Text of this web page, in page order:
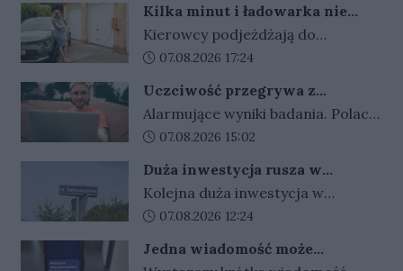
lojalnościowe, presja zakupowa i
udział dzieci.
Kilka minut i ładowarka nie
działa. Złodzieje znaleźli sposób
na szybki zarobek kosztem
kierowców
Kierowcy podjeżdżają do
ładowarek i zamiast przewodów
kabli stają się plagą, a straty
operatorów sięgają dziesiątek
tysięcy złotych.
Data dodania artykułu:
07.08.2026 17:24
Uczciwość przegrywa z
pieniędzmi. Tak tłumaczymy
finansowe przekręty
Alarmujące wyniki badania. Polacy
coraz częściej przymykają oko na
zadłużeni najłatwiej
usprawiedliwiają nieuczciwe
zachowania.
Data dodania artykułu:
07.08.2026 15:02
Duża inwestycja rusza w
Gorzowie. Umowa podpisana,
czas na prace
Kolejna duża inwestycja w
Gorzowie jest coraz bliżej
rozstrzygnięty, umowy z
Data dodania artykułu:
07.08.2026 12:24
Jedna wiadomość może
kosztować tysiące złotych.